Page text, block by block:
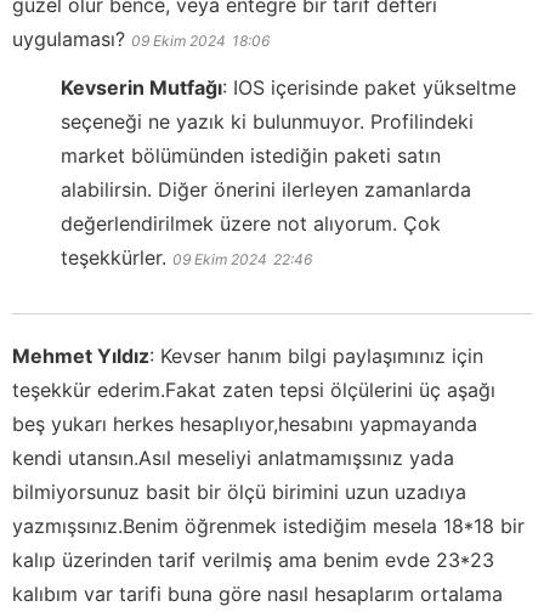
güzel olur bence, veya entegre bir tarif defteri
uygulaması? 09 Ekim 2024 18:06
Kevserin Mutfağı: IOS içerisinde paket yükseltme
seçeneği ne yazık ki bulunmuyor. Profilindeki
market bölümünden istediğin paketi satın
alabilirsin. Diğer önerini ilerleyen zamanlarda
değerlendirilmek üzere not alıyorum. Çok
teşekkürler. 09 Ekim 2024 22:46
Mehmet Yıldız: Kevser hanım bilgi paylaşımınız için
teşekkür ederim.Fakat zaten tepsi ölçülerini üç aşağı
beş yukarı herkes hesaplıyor,hesabını yapmayanda
kendi utansın.Asıl meseliyi anlatmamışsınız yada
bilmiyorsunuz basit bir ölçü birimini uzun uzadıya
yazmışsınız.Benim öğrenmek istediğim mesela 18*18 bir
kalıp üzerinden tarif verilmiş ama benim evde 23*23
kalıbım var tarifi buna göre nasıl hesaplarım ortalama